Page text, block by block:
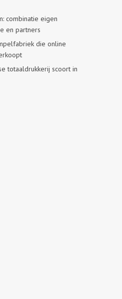
combinatie eigen
en partners
die online
totaaldrukkerij scoort in